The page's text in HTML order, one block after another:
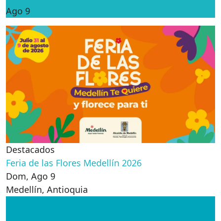
Ago 9
Destacados
Feria de las Flores Medellín 2026
Dom, Ago 9
Medellín, Antioquia